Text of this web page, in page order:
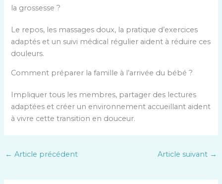
la grossesse ?
Le repos, les massages doux, la pratique d’exercices
adaptés et un suivi médical régulier aident à réduire ces
douleurs.
Comment préparer la famille à l’arrivée du bébé ?
Impliquer tous les membres, partager des lectures
adaptées et créer un environnement accueillant aident
à vivre cette transition en douceur.
← Article précédent Article suivant →